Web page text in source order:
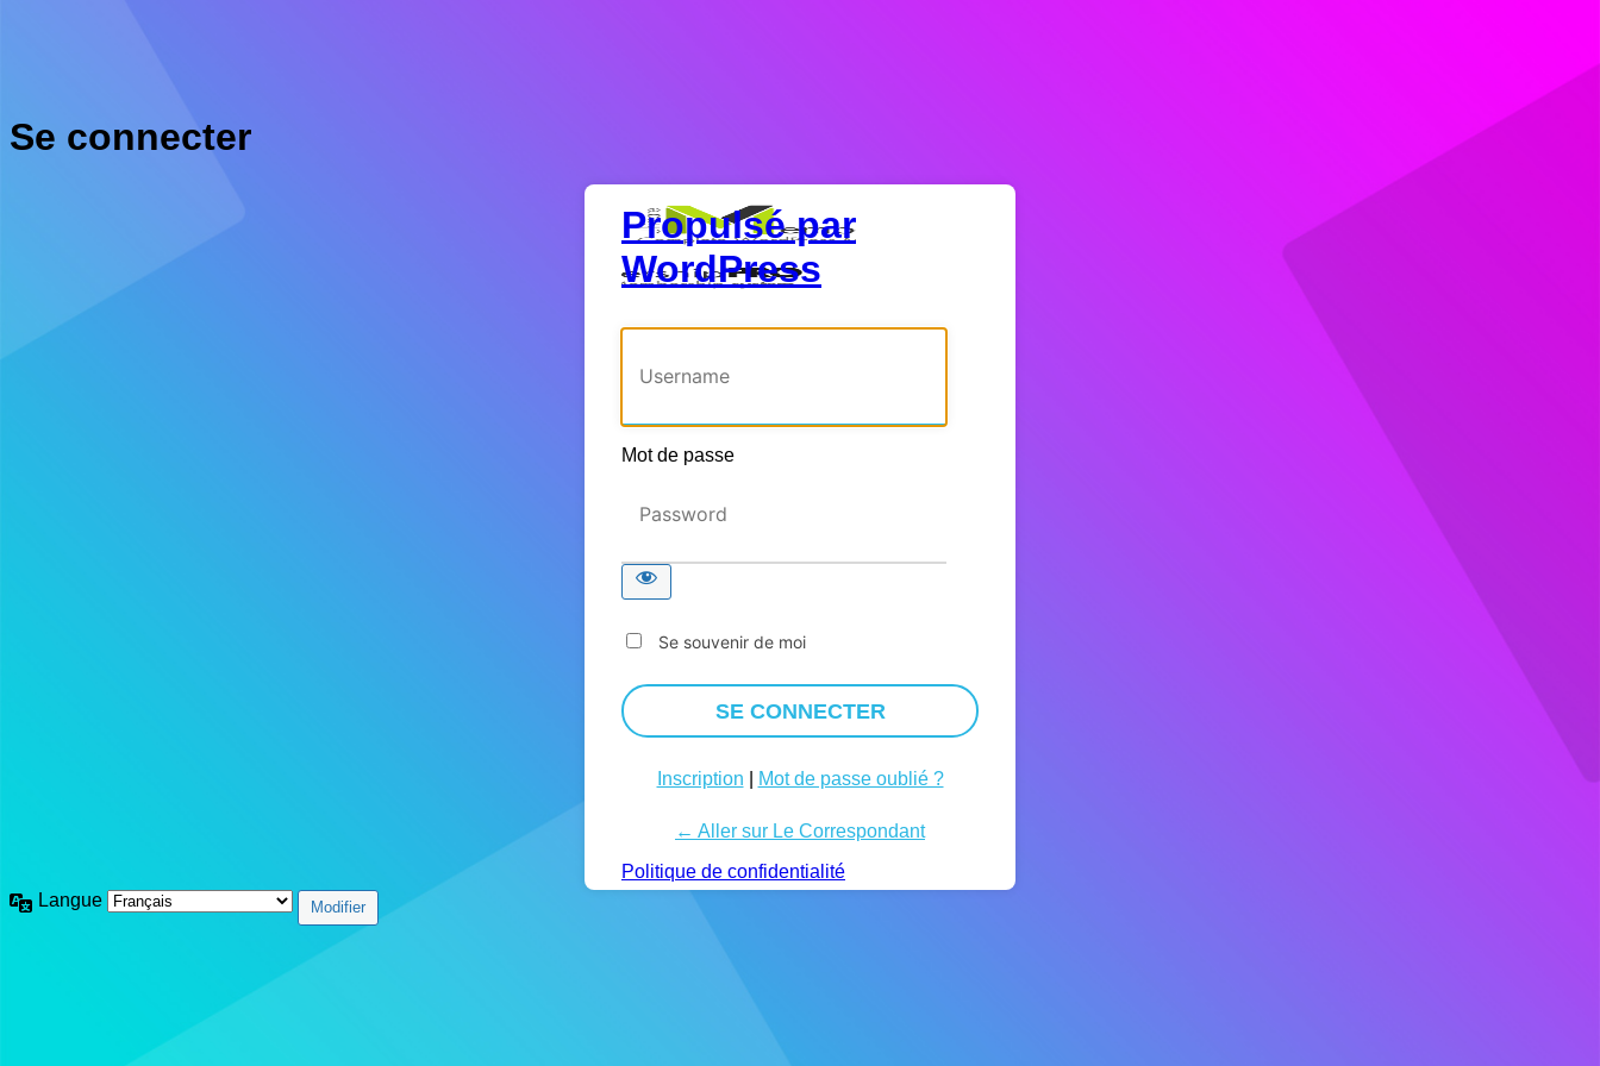
Se connecter
Propulsé par
WordPress
Mot de passe
Se souvenir de moi
Inscription Mot de passe oublié ?
← Aller sur Le Correspondant
Politique de confidentialité
Langue